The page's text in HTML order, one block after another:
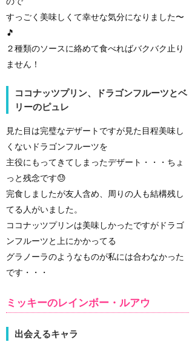
すっごく美味しくて幸せな気分になりました〜
🎵
２種類のソースに絡めて食べればバクバク止り
ません！
ココナッツプリン、ドラゴンフルーツとベ
リーのピュレ
見た目は完璧なデザートですが見た目程美味し
くないドラゴンフルーツを
主役にもってきてしまったデザート・・・ちょ
っと残念です😓
完食しましたが友人含め、周りの人も結構残し
てる人がいました。
ココナッツプリンは美味しかったですがドラゴ
ンフルーツと上にかかってる
グラノーラのようなものが私には合わなかった
です・・・
ミッキーのレインボー・ルアウ
出会えるキャラ